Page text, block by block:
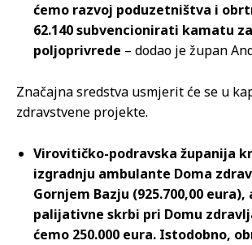
ćemo razvoj poduzetništva i
62.140 subvencionirati kamatu
poljoprivrede – dodao je župan
Značajna sredstva usmjerit će se u
zdravstvene projekte.
Virovitičko-podravska županija
izgradnju ambulante Doma
Gornjem Bazju (925.700,00
palijativne skrbi pri Domu
ćemo 250.000 eura. Istodobno,